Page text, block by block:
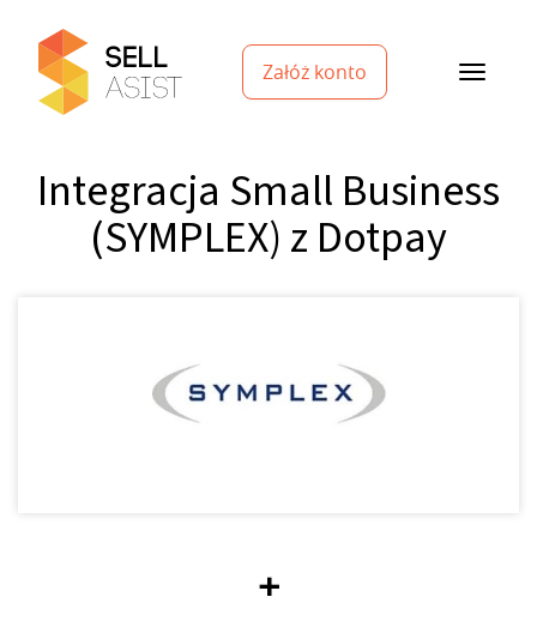
Załóż konto
Integracja Small Business
(SYMPLEX) z Dotpay
+